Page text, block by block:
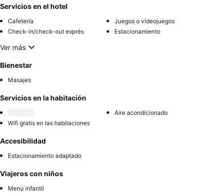
Servicios en el hotel
Cafetería
Juegos o videojuegos
Check-in/check-out exprés
Estacionamiento
Ver más
Bienestar
Masajes
Servicios en la habitación
Aire acondicionado
Wifi gratis en las habitaciones
Accesibilidad
Estacionamiento adaptado
Viajeros con niños
Menú infantil